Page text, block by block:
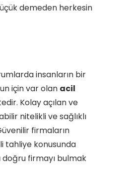
demeden herkesin
insanların bir
için var olan acil
Kolay açılan ve
nitelikli ve sağlıklı
firmaların
tahliye konusunda
firmayı bulmak